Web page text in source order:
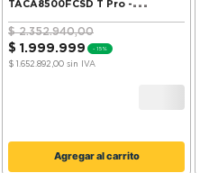
TACA8500FCSD T Pro -
8500W/7310F - Frio Calor
$ 2.352.940,00
$ 1 .999.999 -15%
$ 1.652.892,00 sin IVA
Agregar al carrito